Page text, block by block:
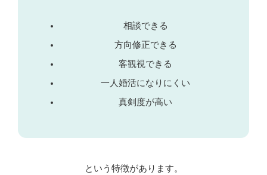
相談できる
方向修正できる
客観視できる
一人婚活になりにくい
真剣度が高い
という特徴があります。